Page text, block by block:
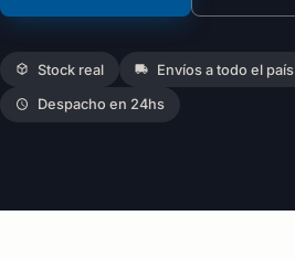
Stock real Envíos a todo el país
Despacho en 24hs